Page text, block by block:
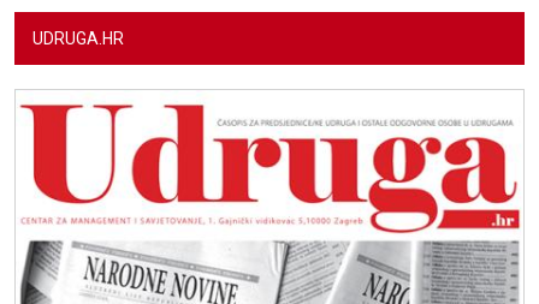
UDRUGA.HR